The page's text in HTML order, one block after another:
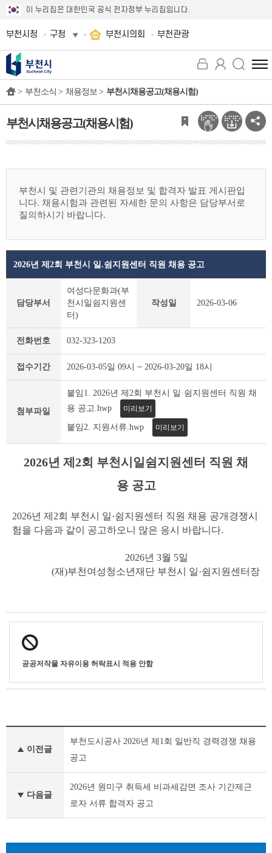
이 누리집은 대한민국 공식 전자정부 누리집입니다.
부천시청 구청 부천시의회 부천관광
전
체
뉴
보
기
> 부천소식 > 채용정보 > 부천시채용공고(채용시험)
부천시채용공고(채용시험)
부천시 및 관련기관의 채용정보 및 합격자 발표 게시판입
니다. 채용시험과 관련된 자세한 문의 사항은 담당부서로
질의하시기 바랍니다.
(채
용
험)
조
2026년 제2회 부천시 일.쉼지원센터 직원 채용 공고
담당부서
여성다문화과(부
천시일쉼지원센
터)
작성일 2026-03-06
전화번호 032-323-1203
접수기간 2026-03-05일 09시 ~ 2026-03-20일 18시
첨부파일
붙임1. 2026년 제2회 부천시 일·쉼지원센터 직원 채
용 공고.hwp
미리보기
붙임2. 지원서류.hwp 미리보기
2026년 제2회 부천시일쉼지원센터 직원 채
용 공고
2026년 제2회 부천시 일·쉼지원센터 직원 채용 공개경쟁시
험을 다음과 같이 공고하오니 많은 응시 바랍니다.
2026년 3월 5일
(재)부천여성청소년재단 부천시 일·쉼지원센터장
공공저작물 자유이용 허락표시 적용 안함
(채
시
이전글
부천도시공사 2026년 제1회 일반직 경력경쟁 채용
공고
다음글
2026년 원미구 취득세 비과세감면 조사 기간제근
로자 서류 합격자 공고